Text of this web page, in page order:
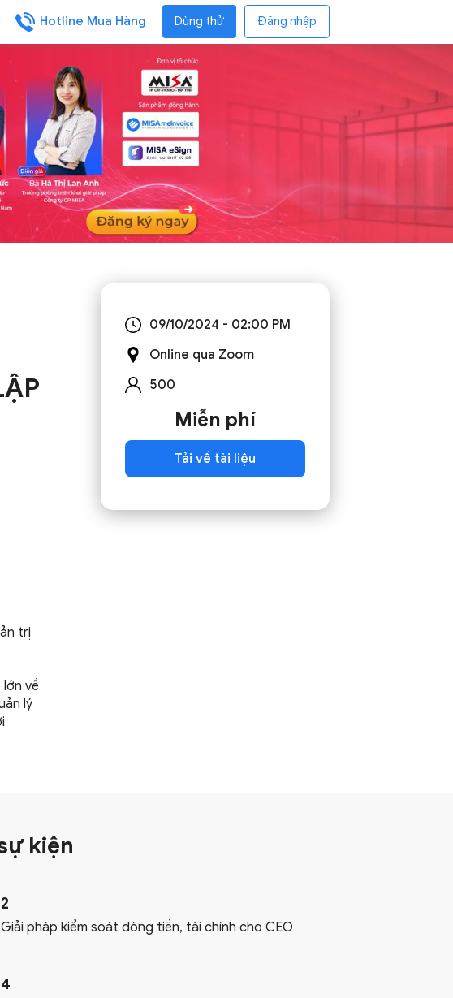
Hotline Mua Hàng Dùng thử Đăng nhập
trị
về
lý
09/10/2024 - 02:00 PM
Online qua Zoom
500
Miễn phí
Tải về tài liệu
kiện
2
Giải pháp kiểm soát dòng tiền, tài chính cho CEO
4